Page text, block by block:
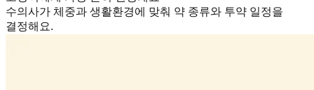
수의사가 체중과 생활환경에 맞춰 약 종류와 투약 일정을
결정해요.